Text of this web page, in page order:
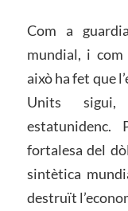
Com a
mundial, i
això ha fet que
Units sigui,
fortalesa del
sintètica
destruït